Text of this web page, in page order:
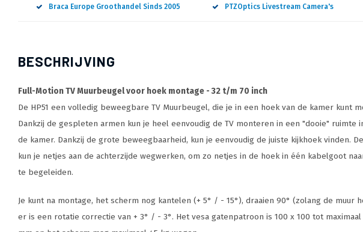
Braca Europe Groothandel Sinds 2005 PTZOptics Livestream Camera's
BESCHRIJVING
Full-Motion TV Muurbeugel voor hoek montage - 32 t/m 70 inch
De HP51 een volledig beweegbare TV Muurbeugel, die je in een hoek van de kamer kunt
Dankzij de gespleten armen kun je heel eenvoudig de TV monteren in een "dooie" ruimte
de kamer. Dankzij de grote beweegbaarheid, kun je eenvoudig de juiste kijkhoek vinden.
kun je netjes aan de achterzijde wegwerken, om zo netjes in de hoek in één kabelgoot
te begeleiden.
Je kunt na montage, het scherm nog kantelen (+ 5° / - 15°), draaien 90° (zolang de muur
er is een rotatie correctie van + 3° / - 3°. Het vesa gatenpatroon is 100 x 100 tot